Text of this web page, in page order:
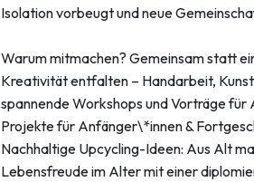
Isolation vorbeugt und neue
Warum mitmachen? Gemeinsam statt
Kreativität entfalten – Handarbeit,
spannende Workshops und Vorträge
Projekte für Anfänger\*innen &
Nachhaltige Upcycling-Ideen: Aus Alt
Lebensfreude im Alter mit einer